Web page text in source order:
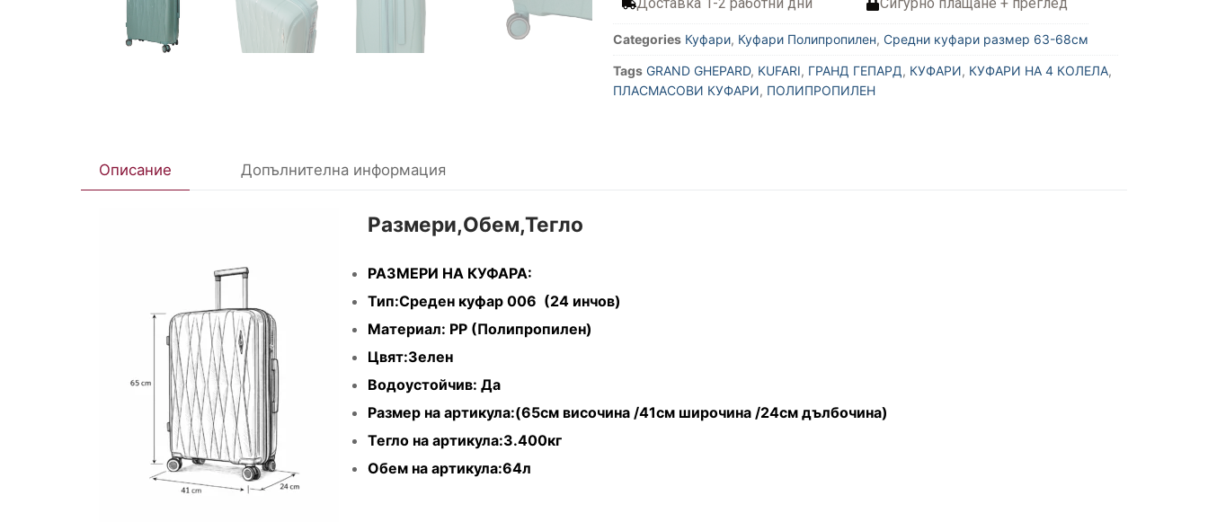
Categories Куфари, Куфари Полипропилен, Средни куфари размер 63-68см
Tags GRAND GHEPARD, KUFARI, ГРАНД ГЕПАРД, КУФАРИ, КУФАРИ НА 4 КОЛЕЛА,
ПЛАСМАСОВИ КУФАРИ, ПОЛИПРОПИЛЕН
Описание Допълнителна информация
Размери,Обем,Тегло
РАЗМЕРИ НА КУФАРА:
Тип:Среден куфар 006 (24 инчов)
Материал: PP (Полипропилен)
Цвят:Зелен
Водоустойчив: Да
Размер на артикула:(65см височина /41см широчина /24см дълбочина)
Тегло на артикула:3.400кг
Обем на артикула:64л